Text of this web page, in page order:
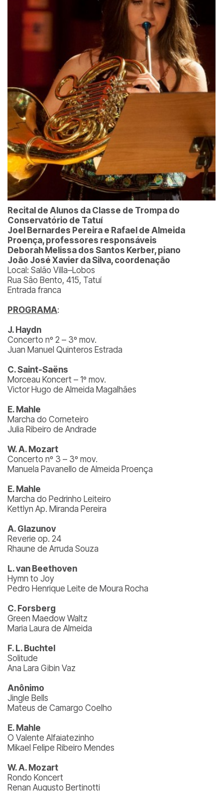
Recital de Alunos da Classe de Trompa do
Conservatório de Tatuí
Joel Bernardes Pereira e Rafael de Almeida
Proença, professores responsáveis
Deborah Melissa dos Santos Kerber, piano
João José Xavier da Silva, coordenação
Local: Salão Villa–Lobos
Rua São Bento, 415, Tatuí
Entrada franca
PROGRAMA:
J. Haydn
Concerto nº 2 – 3º mov.
Juan Manuel Quinteros Estrada
C. Saint-Saëns
Morceau Koncert – 1º mov.
Victor Hugo de Almeida Magalhães
E. Mahle
Marcha do Corneteiro
Julia Ribeiro de Andrade
W. A. Mozart
Concerto nº 3 – 3º mov.
Manuela Pavanello de Almeida Proença
E. Mahle
Marcha do Pedrinho Leiteiro
Kettlyn Ap. Miranda Pereira
A. Glazunov
Reverie op. 24
Rhaune de Arruda Souza
L. van Beethoven
Hymn to Joy
Pedro Henrique Leite de Moura Rocha
C. Forsberg
Green Maedow Waltz
Maria Laura de Almeida
F. L. Buchtel
Solitude
Ana Lara Gibin Vaz
Anônimo
Jingle Bells
Mateus de Camargo Coelho
E. Mahle
O Valente Alfaiatezinho
Mikael Felipe Ribeiro Mendes
W. A. Mozart
Rondo Koncert
Renan Augusto Bertinotti